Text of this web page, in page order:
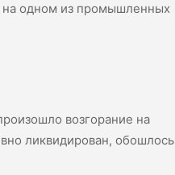
на одном из промышленных
возгорание на
ликвидирован, обошлось